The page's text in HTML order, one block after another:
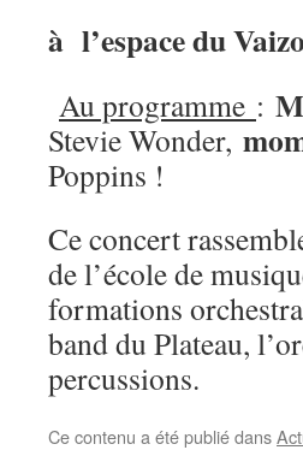
à l’espace du
Au programme :
Stevie Wonder,
Poppins !
Ce concert
de l’école de
formations
band du Plateau,
percussions.
Ce contenu a été publié dans